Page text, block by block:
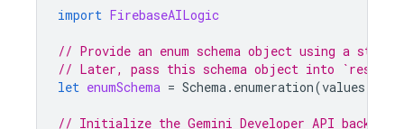
import FirebaseAILogic
// Provide an enum schema object using a
// Later, pass this schema object into
let enumSchema = Schema. enumeration(values
// Initialize the Gemini Developer API backend